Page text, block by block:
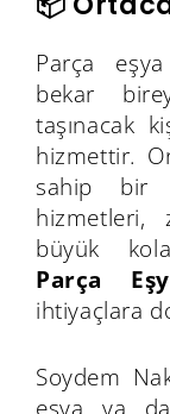
Parça
bekar
taşınacak
hizmettir.
sahip bir
hizmetleri,
büyük
Parça
ihtiyaçlara
Soydem
eşya ya